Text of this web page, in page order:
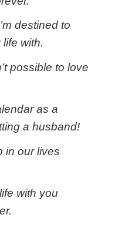
destined to
with.
possible to love
as a
a husband!
in our lives
with you